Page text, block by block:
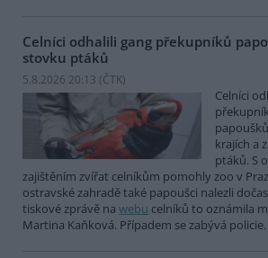
Celníci odhalili gang překupníků
stovku ptáků
5.8.2026 20:13 (ČTK)
Celníci
krajích a
ptáků. S
zajištěním zvířat celníkům pomohly zoo v
ostravské zahradě také papoušci nalezli
tiskové zprávě na webu celníků to oznámila
Martina Kaňková. Případem se zabývá policie.